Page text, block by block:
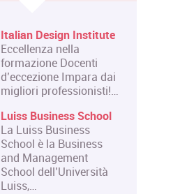
Italian Design Institute
Eccellenza nella
formazione Docenti
d’eccezione Impara dai
migliori professionisti!…
Luiss Business School
La Luiss Business
School è la Business
and Management
School dell’Università
Luiss,…